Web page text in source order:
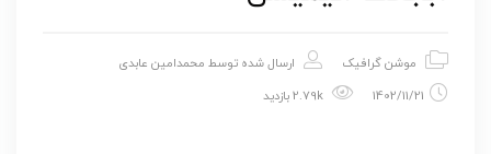
موشن گرافیک ارسال شده توسط محمدامین عابدی
1402/11/21